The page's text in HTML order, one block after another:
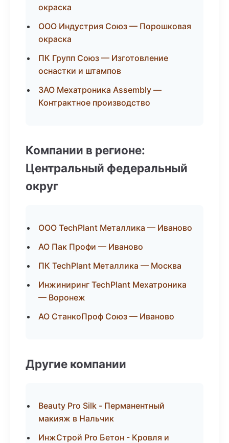
окраска
ООО Индустрия Союз — Порошковая
окраска
ПК Групп Союз — Изготовление
оснастки и штампов
ЗАО Мехатроника Assembly —
Контрактное производство
Компании в регионе:
Центральный федеральный
округ
ООО TechPlant Металлика — Иваново
АО Пак Профи — Иваново
ПК TechPlant Металлика — Москва
Инжиниринг TechPlant Мехатроника
— Воронеж
АО СтанкоПроф Союз — Иваново
Другие компании
Beauty Pro Silk - Перманентный
макияж в Нальчик
ИнжСтрой Pro Бетон - Кровля и